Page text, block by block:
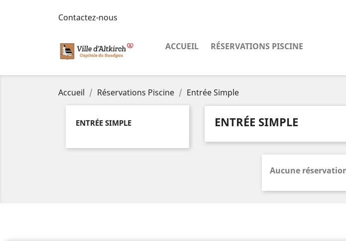
Contactez-nous
ACCUEIL RÉSERVATIONS PISCINE
Accueil Réservations Piscine Entrée Simple
ENTRÉE SIMPLE ENTRÉE SIMPLE
Aucune